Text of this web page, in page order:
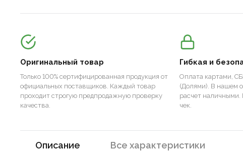
Оригинальный товар
Только 100% сертифицированная продукция от
официальных поставщиков. Каждый товар
проходит строгую предпродажную проверку
качества.
Гибкая и
Оплата картами,
(Долями). В нашем
расчет
чек.
Описание Все характеристики